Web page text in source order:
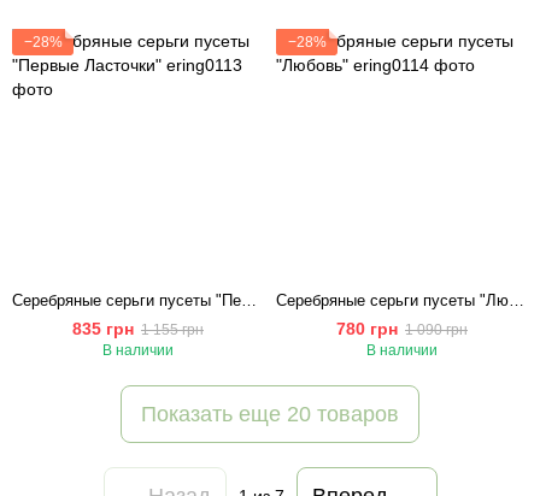
−28%
Серебряные серьги пусеты "Первые Ласточки"
835 грн 1 155 грн
В наличии
−28%
Серебряные серьги пусеты "Любовь"
780 грн 1 090 грн
В наличии
Показать еще 20 товаров